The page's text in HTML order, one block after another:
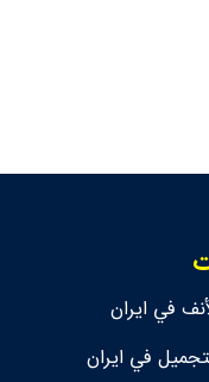
في ايران
في ايران